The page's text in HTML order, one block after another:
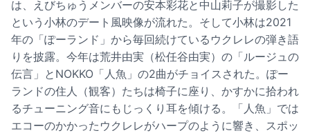
は、えびちゅうメンバーの安本彩花と中山莉子が撮影した
という小林のデート風映像が流れた。そして小林は2021
年の「ぽーランド」から毎回続けているウクレレの弾き語
りを披露。今年は荒井由実（松任谷由実）の「ルージュの
伝言」とNOKKO「人魚」の2曲がチョイスされた。ぽー
ランドの住人（観客）たちは椅子に座り、かすかに拾われ
るチューニング音にもじっくり耳を傾ける。「人魚」では
エコーのかかったウクレレがハープのように響き、スポッ